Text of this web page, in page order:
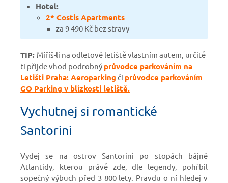
Hotel:
2* Costis Apartments
za 9 490 Kč bez stravy
TIP: Míříš-li na odletové letiště vlastním autem, určitě
ti přijde vhod podrobný průvodce parkováním na
Letišti Praha: Aeroparking či průvodce parkováním
GO Parking v blízkosti letiště.
Vychutnej si romantické
Santorini
Vydej se na ostrov Santorini po stopách bájné
Atlantidy, kterou právě zde, dle legendy, pohřbil
sopečný výbuch před 3 800 lety. Pravdu o ní hledej v